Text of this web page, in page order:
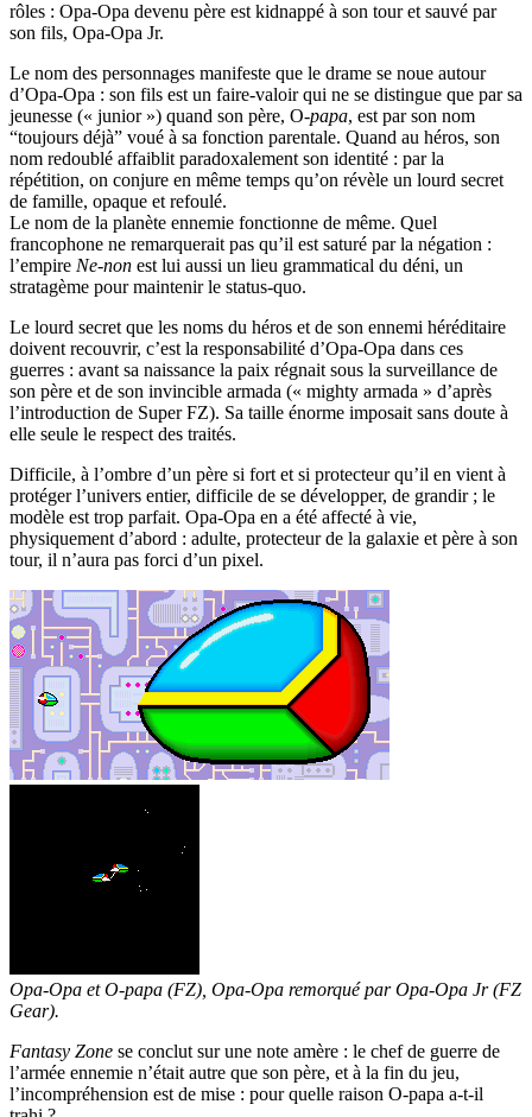
rôles : Opa-Opa devenu père est kidnappé à son tour et sauvé par
son fils, Opa-Opa Jr.
Le nom des personnages manifeste que le drame se noue autour
d’Opa-Opa : son fils est un faire-valoir qui ne se distingue que par sa
jeunesse (« junior ») quand son père, O-papa, est par son nom
“toujours déjà” voué à sa fonction parentale. Quand au héros, son
nom redoublé affaiblit paradoxalement son identité : par la
répétition, on conjure en même temps qu’on révèle un lourd secret
de famille, opaque et refoulé.
Le nom de la planète ennemie fonctionne de même. Quel
francophone ne remarquerait pas qu’il est saturé par la négation :
l’empire Ne-non est lui aussi un lieu grammatical du déni, un
stratagème pour maintenir le status-quo.
Le lourd secret que les noms du héros et de son ennemi héréditaire
doivent recouvrir, c’est la responsabilité d’Opa-Opa dans ces
guerres : avant sa naissance la paix régnait sous la surveillance de
son père et de son invincible armada (« mighty armada » d’après
l’introduction de Super FZ). Sa taille énorme imposait sans doute à
elle seule le respect des traités.
Difficile, à l’ombre d’un père si fort et si protecteur qu’il en vient à
protéger l’univers entier, difficile de se développer, de grandir ; le
modèle est trop parfait. Opa-Opa en a été affecté à vie,
physiquement d’abord : adulte, protecteur de la galaxie et père à son
tour, il n’aura pas forci d’un pixel.
Opa-Opa et O-papa (FZ), Opa-Opa remorqué par Opa-Opa Jr (FZ
Gear).
Fantasy Zone se conclut sur une note amère : le chef de guerre de
l’armée ennemie n’était autre que son père, et à la fin du jeu,
l’incompréhension est de mise : pour quelle raison O-papa a-t-il